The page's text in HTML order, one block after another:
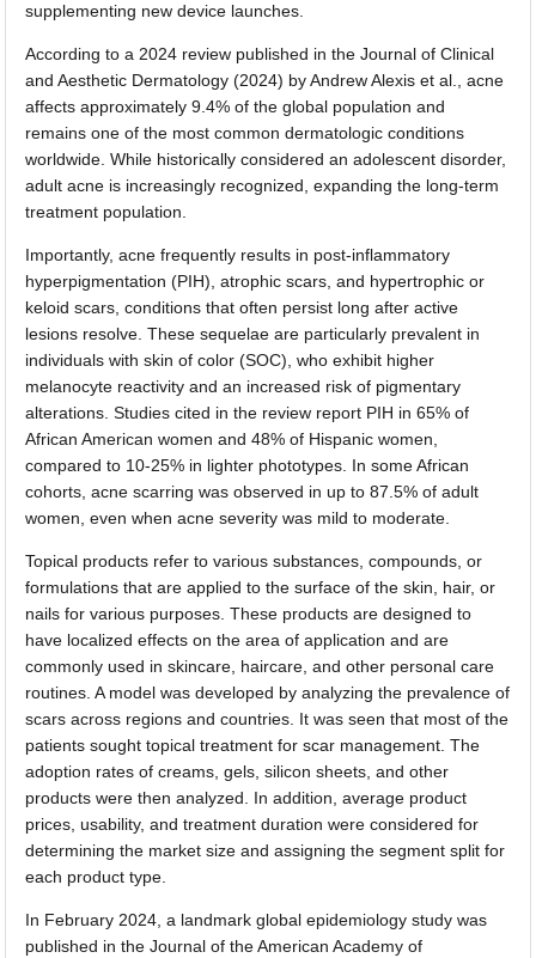
supplementing new device launches.
According to a 2024 review published in the Journal of Clinical
and Aesthetic Dermatology (2024) by Andrew Alexis et al., acne
affects approximately 9.4% of the global population and
remains one of the most common dermatologic conditions
worldwide. While historically considered an adolescent disorder,
adult acne is increasingly recognized, expanding the long-term
treatment population.
Importantly, acne frequently results in post-inflammatory
hyperpigmentation (PIH), atrophic scars, and hypertrophic or
keloid scars, conditions that often persist long after active
lesions resolve. These sequelae are particularly prevalent in
individuals with skin of color (SOC), who exhibit higher
melanocyte reactivity and an increased risk of pigmentary
alterations. Studies cited in the review report PIH in 65% of
African American women and 48% of Hispanic women,
compared to 10-25% in lighter phototypes. In some African
cohorts, acne scarring was observed in up to 87.5% of adult
women, even when acne severity was mild to moderate.
Topical products refer to various substances, compounds, or
formulations that are applied to the surface of the skin, hair, or
nails for various purposes. These products are designed to
have localized effects on the area of application and are
commonly used in skincare, haircare, and other personal care
routines. A model was developed by analyzing the prevalence of
scars across regions and countries. It was seen that most of the
patients sought topical treatment for scar management. The
adoption rates of creams, gels, silicon sheets, and other
products were then analyzed. In addition, average product
prices, usability, and treatment duration were considered for
determining the market size and assigning the segment split for
each product type.
In February 2024, a landmark global epidemiology study was
published in the Journal of the American Academy of